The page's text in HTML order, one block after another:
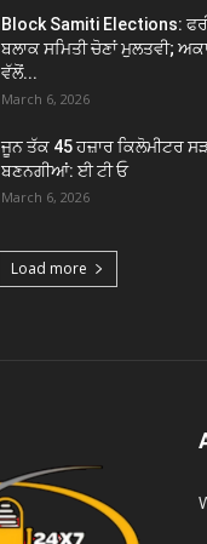
Block Samiti Elections:
ਬਲਾਕ ਸਮਿਤੀ ਚੋਣਾਂ ਮੁਲਤਵੀ;
ਵੱਲੋਂ...
March 6, 2026
ਜੂਨ ਤੱਕ 45 ਹਜ਼ਾਰ ਕਿਲੋਮੀਟਰ
ਬਣਨਗੀਆਂ: ਈ ਟੀ ਓ
March 6, 2026
Load more